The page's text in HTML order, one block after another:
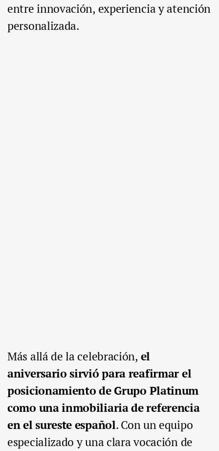
entre innovación, experiencia y atención
personalizada.
Más allá de la celebración, el
aniversario sirvió para reafirmar el
posicionamiento de Grupo Platinum
como una inmobiliaria de referencia
en el sureste español. Con un equipo
especializado y una clara vocación de